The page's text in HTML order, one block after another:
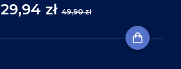
29,94 zł 49,90 zł